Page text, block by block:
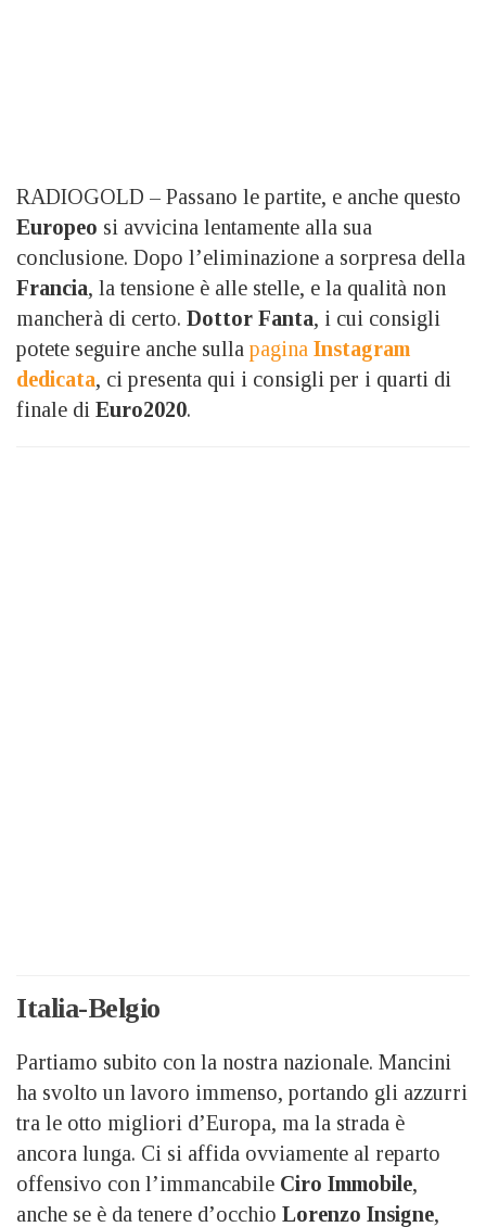
RADIOGOLD – Passano le partite, e anche questo
Europeo si avvicina lentamente alla sua
conclusione. Dopo l’eliminazione a sorpresa della
Francia, la tensione è alle stelle, e la qualità non
mancherà di certo. Dottor Fanta, i cui consigli
potete seguire anche sulla pagina Instagram
dedicata, ci presenta qui i consigli per i quarti di
finale di Euro2020.
Italia-Belgio
Partiamo subito con la nostra nazionale. Mancini
ha svolto un lavoro immenso, portando gli azzurri
tra le otto migliori d’Europa, ma la strada è
ancora lunga. Ci si affida ovviamente al reparto
offensivo con l’immancabile Ciro Immobile,
anche se è da tenere d’occhio Lorenzo Insigne,